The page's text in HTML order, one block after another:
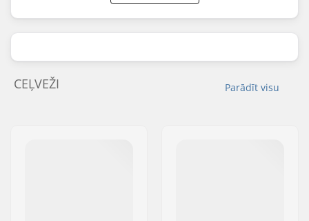
Parādīt visu
CEĻVEŽI